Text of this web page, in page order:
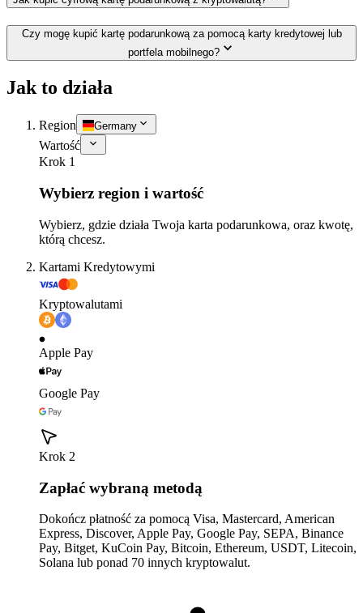
Czy mogę kupić kartę podarunkową za pomocą karty kredytowej lub
portfela mobilnego?
Jak to działa
Region Germany
Wartość
Krok 1
Wybierz region i wartość
Wybierz, gdzie działa Twoja karta podarunkowa, oraz kwotę,
którą chcesz.
Kartami Kredytowymi
Kryptowalutami
Apple Pay
Google Pay
Krok 2
Zapłać wybraną metodą
Dokończ płatność za pomocą Visa, Mastercard, American
Express, Discover, Apple Pay, Google Pay, SEPA, Binance
Pay, Bitget, KuCoin Pay, Bitcoin, Ethereum, USDT, Litecoin,
Solana lub ponad 70 innych kryptowalut.